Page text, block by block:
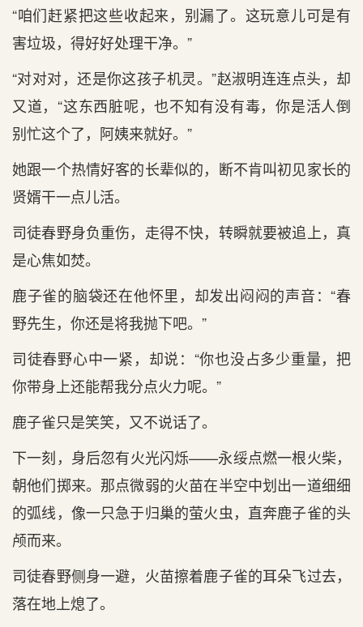
“咱们赶紧把这些收起来，别漏了。这玩意儿可是有
害垃圾，得好好处理干净。”
“对对对，还是你这孩子机灵。”赵淑明连连点头，却
又道，“这东西脏呢，也不知有没有毒，你是活人倒
别忙这个了，阿姨来就好。”
她跟一个热情好客的长辈似的，断不肯叫初见家长的
贤婿干一点儿活。
司徒春野身负重伤，走得不快，转瞬就要被追上，真
是心焦如焚。
鹿子雀的脑袋还在他怀里，却发出闷闷的声音：“春
野先生，你还是将我抛下吧。”
司徒春野心中一紧，却说：“你也没占多少重量，把
你带身上还能帮我分点火力呢。”
鹿子雀只是笑笑，又不说话了。
下一刻，身后忽有火光闪烁——永绥点燃一根火柴，
朝他们掷来。那点微弱的火苗在半空中划出一道细细
的弧线，像一只急于归巢的萤火虫，直奔鹿子雀的头
颅而来。
司徒春野侧身一避，火苗擦着鹿子雀的耳朵飞过去，
落在地上熄了。